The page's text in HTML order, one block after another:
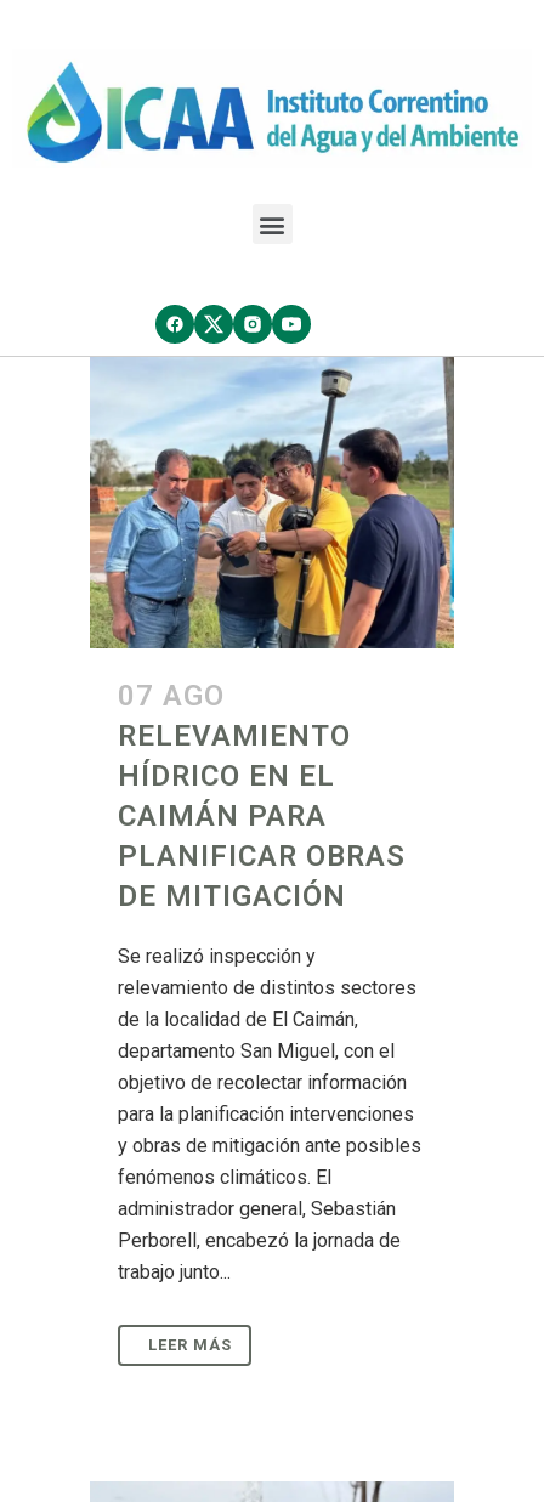
07 AGO
RELEVAMIENTO
HÍDRICO EN EL
CAIMÁN PARA
PLANIFICAR OBRAS
DE MITIGACIÓN
Se realizó inspección y
relevamiento de distintos sectores
de la localidad de El Caimán,
departamento San Miguel, con el
objetivo de recolectar información
para la planificación intervenciones
y obras de mitigación ante posibles
fenómenos climáticos. El
administrador general, Sebastián
Perborell, encabezó la jornada de
trabajo junto...